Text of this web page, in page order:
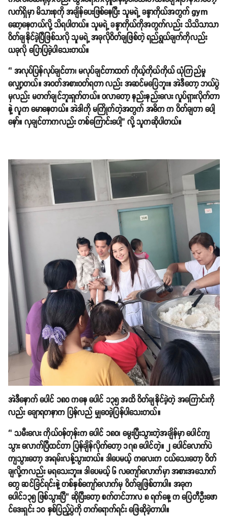
လက်ရှိမှာ မိသားစုကို အချိန်ပေးဖြစ်နေပြီး သူမရဲ့ ခန္ဓာကိုယ်အတွက် gym
ဆော့နေတယ်လို့ သိရပါတယ်။ သူမရဲ့ ခန္ဓာကိုယ်ကိုအတွက်လည်း သိသိသာသာ
ဝိတ်ချနိုင်ခဲ့ပြီဖြစ်သလို သူမရဲ့ အခုလိုဝိတ်ချဖြစ်တဲ့ ရည်ရွယ်ချက်ကိုလည်း
ယခုလို ပြောပြခဲ့ပါသေးတယ်။
‘’ အလုပ်ပြန်လုပ်ချင်တာ၊ မလုပ်ချင်တာထက် ကိုယ့်ကိုယ်ကိုယ် ယုံကြည်မှု
လျှော့တယ်။ အဝတ်အစားဝတ်ရတာ လည်း အဆင်မပြေဘူး။ အဲဒီတော့ ဘယ်ပွဲ
မှလည်း မတက်ချင်ဘူးရှက်တယ်။ ဝလာတော့ နည်းနည်းလေး လှုပ်ရှားလိုက်တာ
နဲ့ လူက မောနေတယ်။ အဲဒါကို မကြိုက်တဲ့အတွက် အဓိက က ဝိတ်ချတာ ပေါ့
နော်။ လှချင်တာကလည်း တစ်ကြောင်းပေါ့’’ လို့ သူကဆိုပါတယ်။
အဲဒီနောက် ပေါင် ၁၈၀ ကနေ ပေါင် ၁၃၅ အထိ ဝိတ်ချနိုင်ခဲ့တဲ့ အကြောင်းကို
လည်း ချောရတနာက ပြန်လည် မျှဝေခဲ့ပြန်ပါသေးတယ်။
‘’ သမီးလေး ကိုယ်ဝန်တုန်းက ပေါင် ၁၈၀၊ မွေးပြီးသွားတဲ့အချိန်မှာ ပေါင်ကျ
သွား လောက်ပြီထင်တာ ပြန်ချိန်လိုက်တော့ ၁၇၈ ပေါင်တဲ့။ ၂ ပေါင်လောက်ပဲ
ကျသွားတော့ အရမ်းလန့်သွားတယ်။ ဒါပေမယ့် ကလေးက ငယ်သေးတော့ ဝိတ်
ချလို့ကလည်း မရသေးဘူး။ ဒါပေမယ့် ၆ လကျော်လောက်မှာ အစားအသောက်
တွေ ဆင်ခြင်ရင်းနဲ့ တစ်နှစ်ကျော်လောက်မှ ဝိတ်ချဖြစ်တာပါ။ အခုက
ပေါင်၁၃၅ ဖြစ်သွားပြီ’’ ဆိုပြီးတော့ စက်တင်ဘာလ ၈ ရက်နေ့ က ပြေတီဦးဖော
င်ဒေးရှင်း ၁၀ နှစ်ပြည့်ပွဲကို တက်ရောက်ရင်း ဖြေဆိုခဲ့တာပါ။